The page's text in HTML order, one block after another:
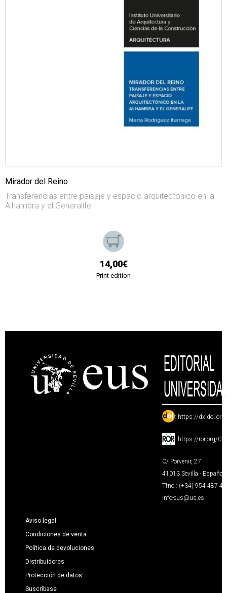
Mirador del Reino
Transferencias entre paisaje y espacio arquitectónico en la
Alhambra y el Generalife
14,00€
Print edition
: https://
: https://ror.org/
C/ Porvenir, 27
41013 Sevilla · España
Tfno.: (+34) 954 487
info-eus@us.es
Aviso legal
Condiciones de venta
Política de devoluciones
Distribuidores
Protección de datos
Suscríbase